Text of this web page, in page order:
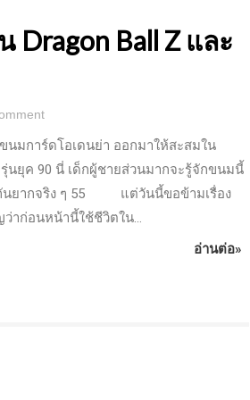
Dragon Ball Z และ
าร์ดโอเดนย่า ออกมาให้สะสมใน
นยุค 90 นี่ เด็กผู้ชายส่วนมากจะรู้จักขนมนี้
นยากจริง ๆ 55 แต่วันนี้ขอข้ามเรื่อง
าก่อนหน้านี้ใช้ชีวิตใน...
อ่านต่อ»